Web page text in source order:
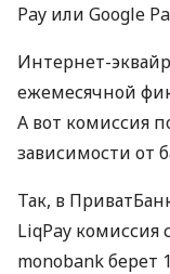
Pay или Google
Интернет-
ежемесячной
А вот комиссия
зависимости от
Так, в
LiqPay комиссия
monobank берет